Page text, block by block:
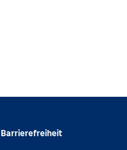
Barrierefreiheit